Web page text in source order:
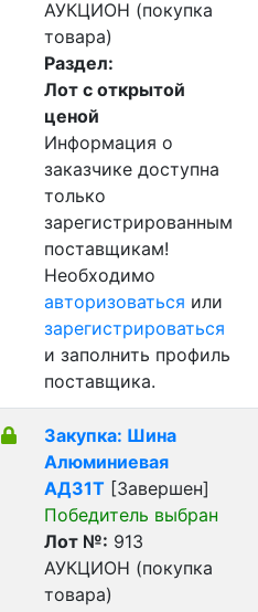
АУКЦИОН (покупка
товара)
Раздел:
Лот с открытой
ценой
Информация о
заказчике доступна
только
зарегистрированным
поставщикам!
Необходимо
авторизоваться или
зарегистрироваться
и заполнить профиль
поставщика.
Закупка: Шина
Алюминиевая
АД31Т [Завершен]
Победитель выбран
Лот №: 913
АУКЦИОН (покупка
товара)